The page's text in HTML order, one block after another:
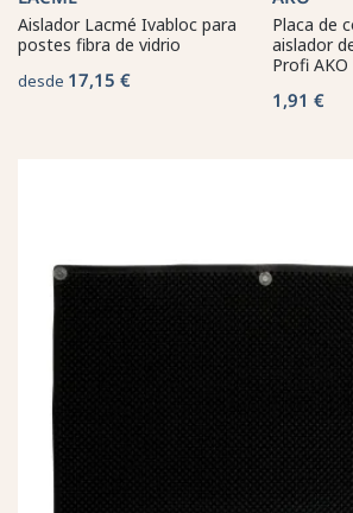
Aislador Lacmé Ivabloc para
postes fibra de vidrio
desde 17,15 €
Placa de
aislador
Profi AKO
1,91 €